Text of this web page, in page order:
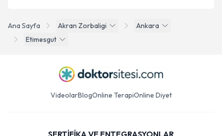
Ana Sayfa Akran Zorbaligi
Ankara
Etimesgut
VideolarBlogOnline TerapiOnline Diyet
SERTİFİKA VE ENTEGRASYONLAR